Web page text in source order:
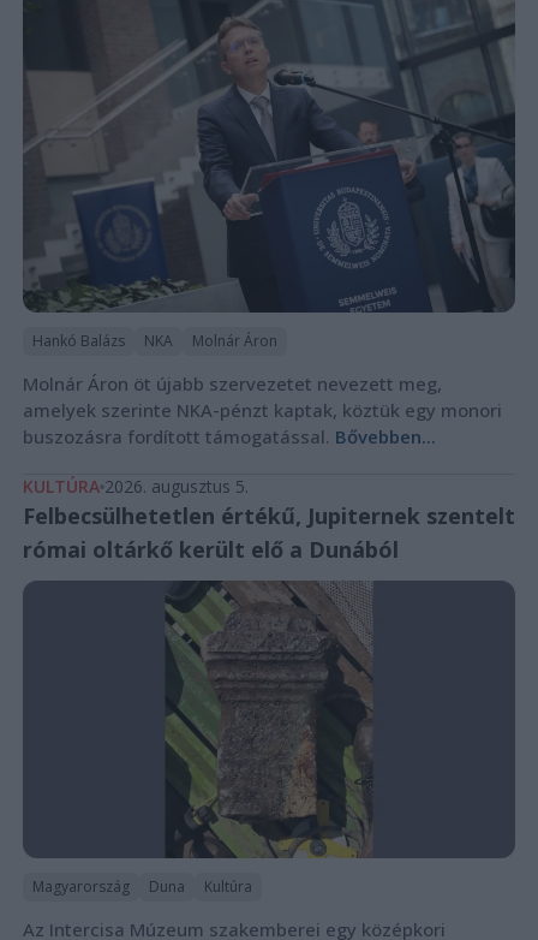
Hankó Balázs NKA Molnár Áron
Molnár Áron öt újabb szervezetet nevezett meg,
amelyek szerinte NKA-pénzt kaptak, köztük egy monori
buszozásra fordított támogatással. Bővebben...
KULTÚRA 2026. augusztus 5.
Felbecsülhetetlen értékű, Jupiternek szentelt
római oltárkő került elő a Dunából
Magyarország Duna Kultúra
Az Intercisa Múzeum szakemberei egy középkori